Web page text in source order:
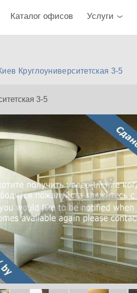
Каталог офисов Услуги
Круглоуниверситетская 3-5
3-5